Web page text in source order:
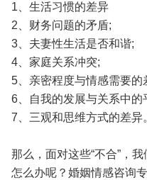
1、生活习惯的差异
2、财务问题的矛盾;
3、夫妻性生活是否和谐;
4、家庭关系冲突;
5、亲密程度与情感需要的
6、自我的发展与关系中的
7、三观和思维方式的差异
那么，面对这些“不合”，
怎么办呢？婚姻情感咨询专